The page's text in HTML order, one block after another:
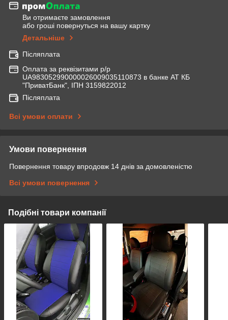
Ви отримаєте замовлення
або гроші повернуться на вашу картку
Детальніше
Післяплата
Оплата за реквізитами р/р
UA983052990000026009035110873 в банке АТ КБ
"ПриватБанк", ІПН 3159822012
Післяплата
Всі умови оплати
Умови повернення
Повернення товару впродовж 14 днів за домовленістю
Всі умови повернення
Подібні товари компанії